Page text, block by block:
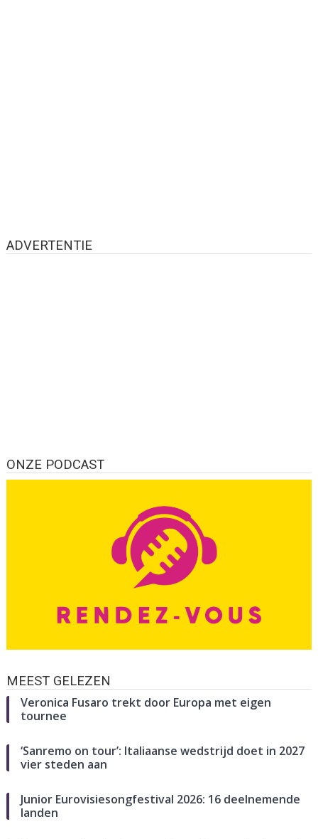
ADVERTENTIE
ONZE PODCAST
MEEST GELEZEN
Veronica Fusaro trekt door Europa met eigen
tournee
‘Sanremo on tour’: Italiaanse wedstrijd doet in 2027
vier steden aan
Junior Eurovisiesongfestival 2026: 16 deelnemende
landen